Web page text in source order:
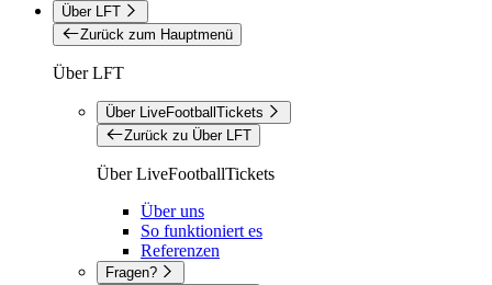
Über LFT
Zurück zum Hauptmenü
Über LFT
Über LiveFootballTickets
Zurück zu Über LFT
Über LiveFootballTickets
Über uns
So funktioniert es
Referenzen
Fragen?